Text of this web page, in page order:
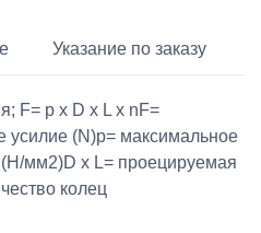
Указание по заказу
F= p x D x L x nF=
усилие (N)p= максимальное
мм2)D x L= проецируемая
колец